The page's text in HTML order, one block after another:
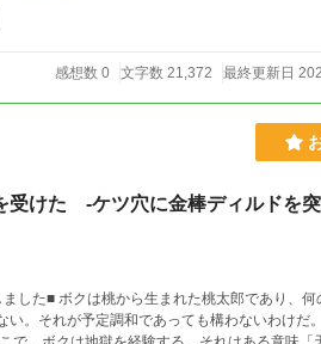
感想数 0 文字数 21,372 最終更新日
受けた -ケツ穴に金棒ディルドを
応報したのが、それ
定調和であっても構わないわけだ。 とにかく、とりあえず、ボ